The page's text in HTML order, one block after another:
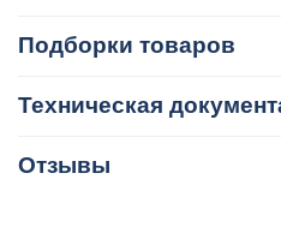
Подборки товаров
Техническая
Отзывы